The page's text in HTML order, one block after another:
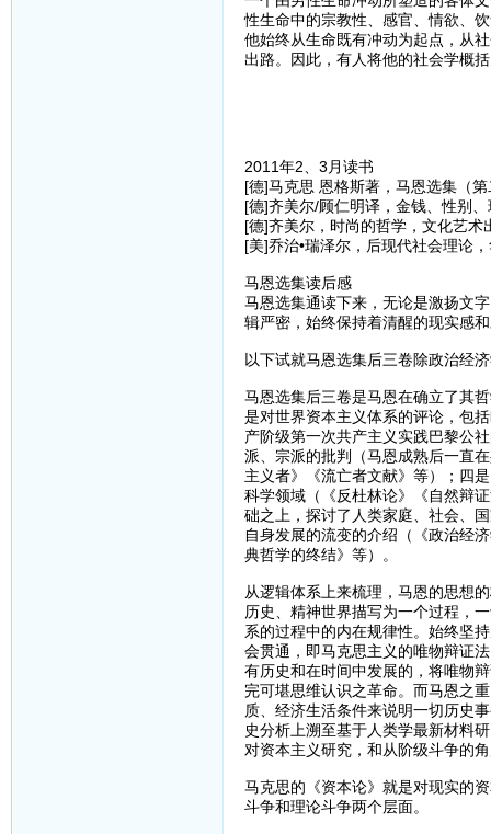
性生命中的宗教性、感官、情欲、
他始终从生命既有冲动为起点，从
出路。因此，有人将他的社会学概
2011年2、3月读书
[德]马克思 恩格斯著，马恩选集（
[德]齐美尔/顾仁明译，金钱、性别
[德]齐美尔，时尚的哲学，文化艺术
[美]乔治•瑞泽尔，后现代社会理论
马恩选集读后感
马恩选集通读下来，无论是激扬文
辑严密，始终保持着清醒的现实感
以下试就马恩选集后三卷除政治经
马恩选集后三卷是马恩在确立了其
是对世界资本主义体系的评论，包
产阶级第一次共产主义实践巴黎公
派、宗派的批判（马恩成熟后一直
主义者》《流亡者文献》等）；四
科学领域（《反杜林论》《自然辩
础之上，探讨了人类家庭、社会、
自身发展的流变的介绍（《政治经
典哲学的终结》等）。
从逻辑体系上来梳理，马恩的思想
历史、精神世界描写为一个过程，
系的过程中的内在规律性。始终坚
会贯通，即马克思主义的唯物辩证
有历史和在时间中发展的，将唯物
完可堪思维认识之革命。而马恩之
质、经济生活条件来说明一切历史
史分析上溯至基于人类学最新材料
对资本主义研究，和从阶级斗争的
马克思的《资本论》就是对现实的
斗争和理论斗争两个层面。